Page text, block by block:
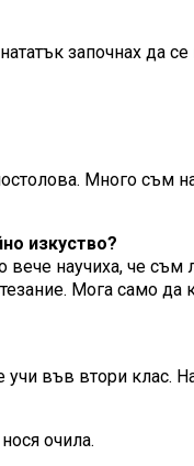
започнах да се
Много съм
изкуство?
научиха, че
Мога само
учи във втори клас.
очила.